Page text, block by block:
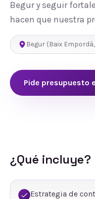
Begur y seguir
hacen que nuestra
Begur (Baix Empordà,
Pide presupuesto
¿Qué incluye?
Estrategia de